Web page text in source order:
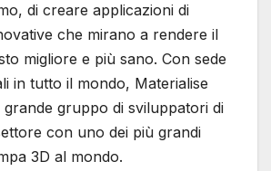
di creare applicazioni di
che mirano a rendere il
migliore e più sano. Con sede
in tutto il mondo, Materialise
gruppo di sviluppatori di
con uno dei più grandi
3D al mondo.